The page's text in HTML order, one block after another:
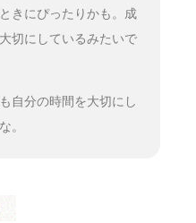
きにぴったりかも。成
切にしているみたいで
自分の時間を大切にし
。